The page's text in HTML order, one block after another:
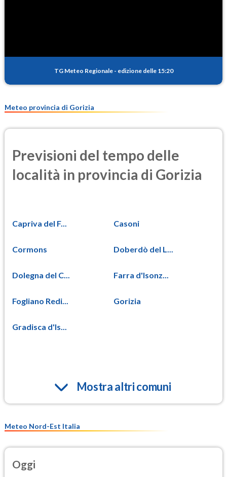
TG Meteo Regionale - edizione delle 15:20
Meteo provincia di Gorizia
Previsioni del tempo delle
località in provincia di Gorizia
Capriva del F... Casoni
Cormons Doberdò del L...
Dolegna del C... Farra d'Isonz...
Fogliano Redi... Gorizia
Gradisca d'Is...
Mostra altri comuni
Meteo Nord-Est Italia
Oggi